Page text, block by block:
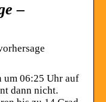
–
um 06:25 Uhr auf
dann nicht.